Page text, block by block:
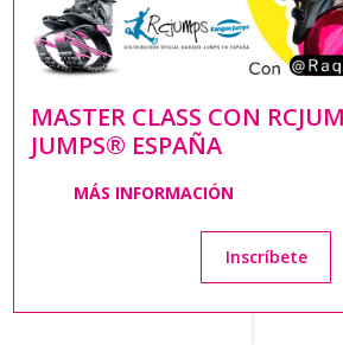
MASTER CLASS CON
JUMPS® ESPAÑA
MÁS INFORMACIÓN
Inscríbete